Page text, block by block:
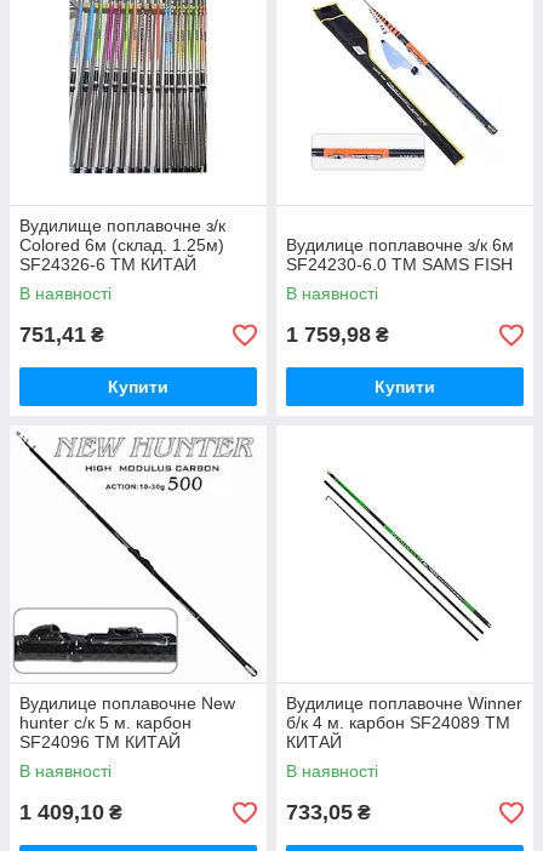
Вудилище поплавочне з/к
Colored 6м (склад. 1.25м)
SF24326-6 ТМ КИТАЙ
В наявності
751,41 ₴
Купити
Вудилице поплавочне з/к 6м
SF24230-6.0 ТМ SAMS FISH
В наявності
1 759,98 ₴
Купити
Вудилице поплавочне New
hunter с/к 5 м. карбон
SF24096 ТМ КИТАЙ
В наявності
1 409,10 ₴
Вудилице поплавочне Winner
б/к 4 м. карбон SF24089 ТМ
КИТАЙ
В наявності
733,05 ₴